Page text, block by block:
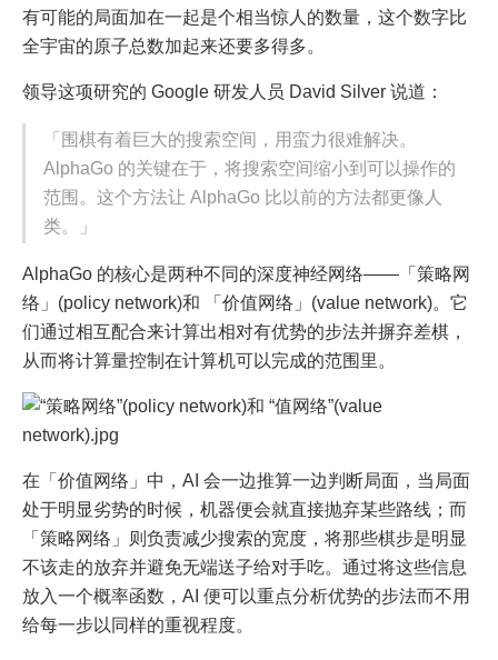
有可能的局面加在一起是个相当惊人的数量，这个数字比
全宇宙的原子总数加起来还要多得多。
领导这项研究的 Google 研发人员 David Silver 说道：
「围棋有着巨大的搜索空间，用蛮力很难解决。
AlphaGo 的关键在于，将搜索空间缩小到可以操作的
范围。这个方法让 AlphaGo 比以前的方法都更像人
类。」
AlphaGo 的核心是两种不同的深度神经网络——「策略网
络」(policy network)和 「价值网络」(value network)。它
们通过相互配合来计算出相对有优势的步法并摒弃差棋，
从而将计算量控制在计算机可以完成的范围里。
在「价值网络」中，AI 会一边推算一边判断局面，当局面
处于明显劣势的时候，机器便会就直接抛弃某些路线；而
「策略网络」则负责减少搜索的宽度，将那些棋步是明显
不该走的放弃并避免无端送子给对手吃。通过将这些信息
放入一个概率函数，AI 便可以重点分析优势的步法而不用
给每一步以同样的重视程度。